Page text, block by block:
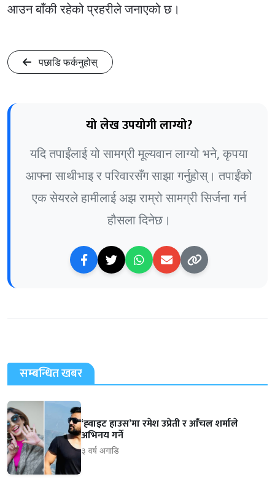
आउन बाँकी रहेको प्रहरीले जनाएको छ।
पछाडि फर्कनुहोस्
यो लेख उपयोगी लाग्यो?
यदि तपाईंलाई यो सामग्री मूल्यवान लाग्यो भने, कृपया
आफ्ना साथीभाइ र परिवारसँग साझा गर्नुहोस्। तपाईंको
एक सेयरले हामीलाई अझ राम्रो सामग्री सिर्जना गर्न
हौसला दिनेछ।
सम्बन्धित खबर
‘ह्‍वाइट हाउस’मा रमेश उप्रेती र आँचल शर्माले
अभिनय गर्ने
३ वर्ष अगाडि